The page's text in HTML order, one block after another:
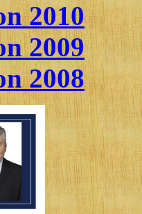
2010
2009
2008